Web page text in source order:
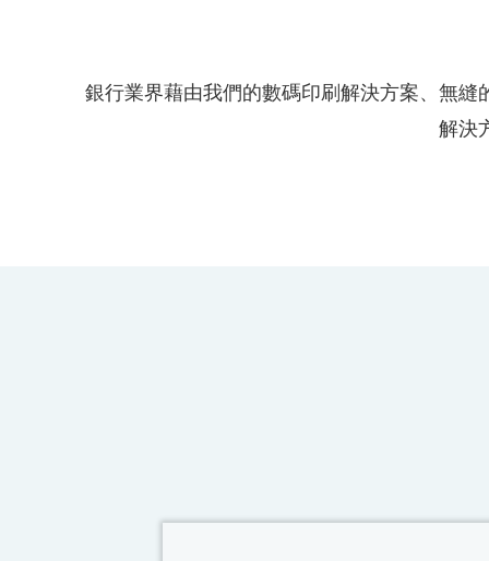
銀行業界藉由我們的數碼印刷解決方案、無
解決